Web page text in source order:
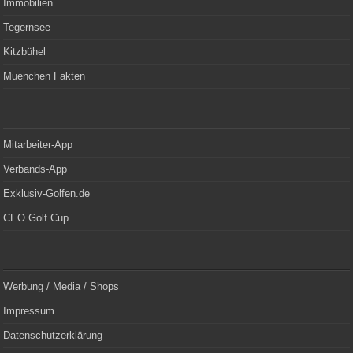
Immobilien
Tegernsee
Kitzbühel
Muenchen Fakten
Mitarbeiter-App
Verbands-App
Exklusiv-Golfen.de
CEO Golf Cup
Werbung / Media / Shops
Impressum
Datenschutzerklärung